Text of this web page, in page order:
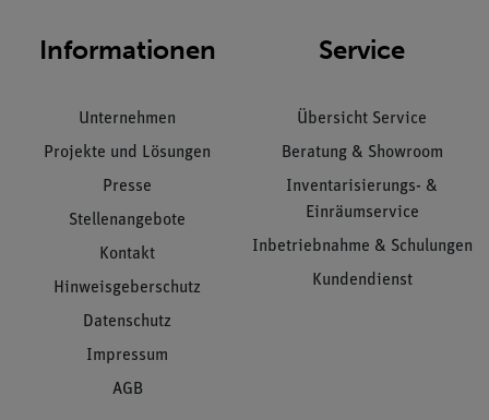
Informationen
Unternehmen
Projekte und Lösungen
Presse
Stellenangebote
Kontakt
Hinweisgeberschutz
Datenschutz
Impressum
AGB
Service
Übersicht Service
Beratung & Showroom
Inventarisierungs- &
Einräumservice
Inbetriebnahme & Schulungen
Kundendienst